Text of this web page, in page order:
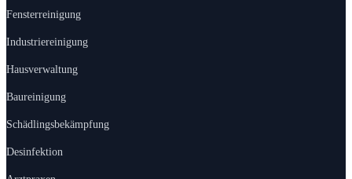
Fensterreinigung
Industriereinigung
Hausverwaltung
Baureinigung
Schädlingsbekämpfung
Desinfektion